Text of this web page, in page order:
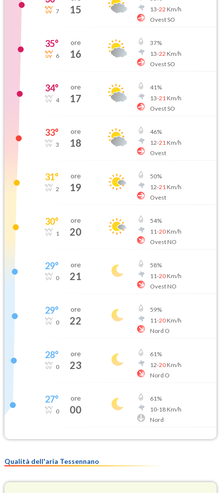
7 15
13-22 Km/h
Ovest SO
35°
6
ore
16
37%
13-22 Km/h
Ovest SO
34°
4
ore
17
41%
13-21 Km/h
Ovest SO
33°
3
ore
18
46%
12-21 Km/h
Ovest
31°
2
ore
19
50%
12-21 Km/h
Ovest
30°
1
ore
20
54%
11-20Km/h
Ovest NO
29°
0
ore
21
58%
11-20Km/h
Ovest NO
29°
0
ore
22
59%
11-20Km/h
Nord O
28°
0
ore
23
61%
12-20Km/h
Nord O
27°
0
ore
00
61%
10-18Km/h
Nord
Qualità dell'aria Tessennano